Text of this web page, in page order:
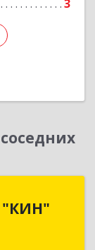
3
"КИН"
"КИН"
г, И.Казака